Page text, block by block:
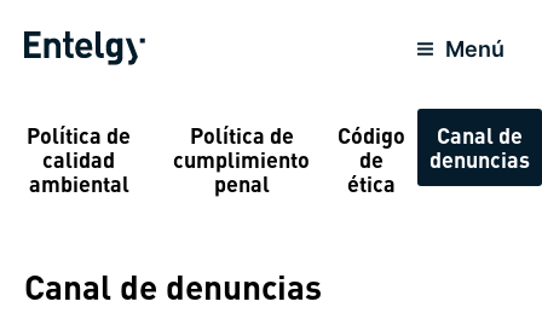
Menú
Política de
calidad
ambiental
Política de
cumplimiento
penal
Código
de
ética
Canal de
denuncias
Canal de denuncias